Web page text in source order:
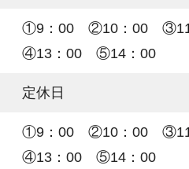
①9：00 ②10
④13：00 ⑤14：00
定休日
①9：00 ②10
④13：00 ⑤14：00